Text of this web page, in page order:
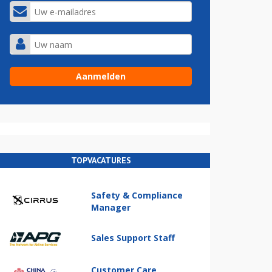
TOPVACATURES
Safety & Compliance
Manager
Sales Support Staff